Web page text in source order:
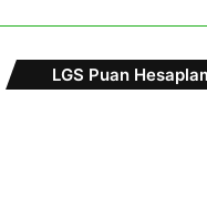
LGS Puan